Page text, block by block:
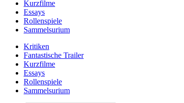
Kurzfilme
Essays
Rollenspiele
Sammelsurium
Kritiken
Fantastische Trailer
Kurzfilme
Essays
Rollenspiele
Sammelsurium